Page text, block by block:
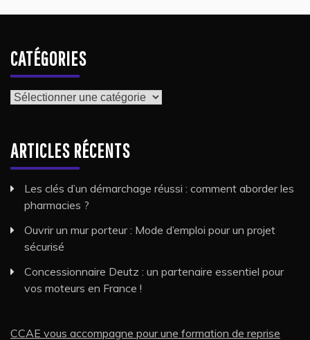
CATÉGORIES
Catégories
ARTICLES RÉCENTS
Les clés d’un démarchage réussi : comment aborder les
pharmacies ?
Ouvrir un mur porteur : Mode d’emploi pour un projet
sécurisé
Concessionnaire Deutz : un partenaire essentiel pour
vos moteurs en France !
CCAE vous accompagne pour une formation de reprise